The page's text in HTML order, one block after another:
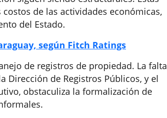
de las actividades económicas,
del Estado.
según Fitch Ratings
de registros de propiedad. La falta
Dirección de Registros Públicos, y el
obstaculiza la formalización de